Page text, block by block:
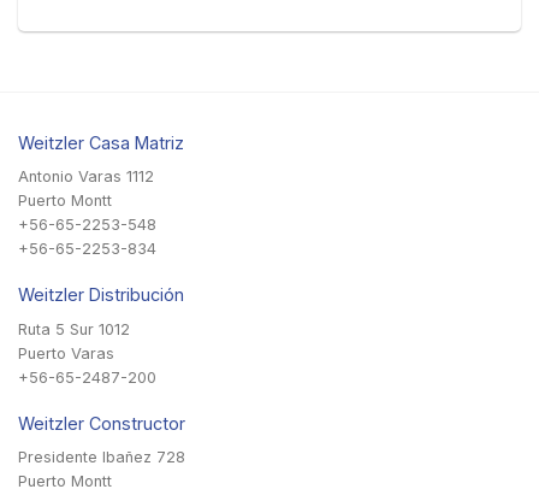
Weitzler Casa Matriz
Antonio Varas 1112
Puerto Montt
+56-65-2253-548
+56-65-2253-834
Weitzler Distribución
Ruta 5 Sur 1012
Puerto Varas
+56-65-2487-200
Weitzler Constructor
Presidente Ibañez 728
Puerto Montt